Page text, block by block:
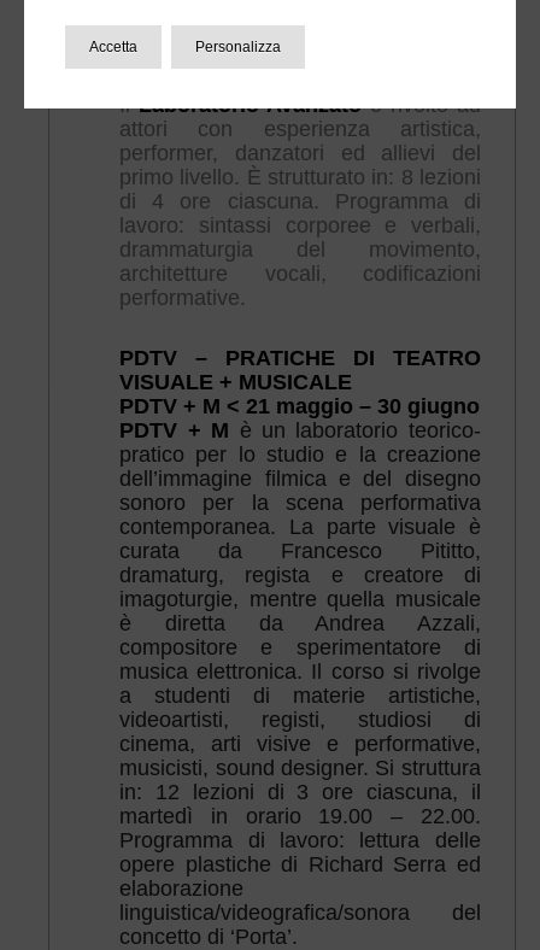
PDT < FORMAZIONE ATTORE |
AVANZATO
IlLaboratorio Avanzatoè rivolto ad
attori con esperienza artistica,
performer, danzatori ed allievi del
primo livello. È strutturato in: 8 lezioni
di 4 ore ciascuna. Programma di
lavoro: sintassi corporee e verbali,
drammaturgia del movimento,
architetture vocali, codificazioni
performative.
PDTV – PRATICHE DI TEATRO
VISUALE + MUSICALE
PDTV + M < 21 maggio – 30 giugno
PDTV + M è un laboratorio teorico-
pratico per lo studio e la creazione
dell’immagine filmica e del disegno
sonoro per la scena performativa
contemporanea. La parte visuale è
curata da Francesco Pititto,
dramaturg, regista e creatore di
imagoturgie, mentre quella musicale
è diretta da Andrea Azzali,
compositore e sperimentatore di
musica elettronica. Il corso si rivolge
a studenti di materie artistiche,
videoartisti, registi, studiosi di
cinema, arti visive e performative,
musicisti, sound designer. Si struttura
in: 12 lezioni di 3 ore ciascuna, il
martedì in orario 19.00 – 22.00.
Programma di lavoro: lettura delle
opere plastiche di Richard Serra ed
elaborazione
linguistica/videografica/sonora del
concetto di ‘Porta’.
Accetta Personalizza